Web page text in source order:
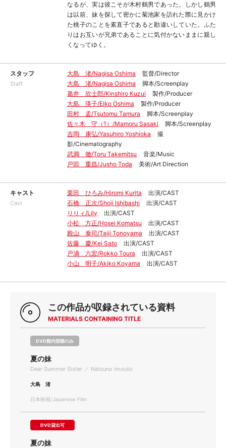
なるが、実は彼こそが木村鶴男であった。しかし鶴男
は以前、妹を探して密かに菊池家を訪れた際に見かけ
た桃子のことを素直子であると勘違いしていた。ふた
りはお互いが兄弟であることに気付かないままに親し
くなってゆく。
スタッフ
Staff
大島 渚/Nagisa Oshima
監督/Director
大島 渚/Nagisa Oshima
脚本/Screenplay
葛井 欣士郎/Kinshiro Kuzui
製作/Producer
大島 瑛子/Eiko Oshima
製作/Producer
田村 孟/Tsutomu Tamura
脚本/Screenplay
佐々木 守（1）/Mamoru Sasaki
脚本/Screenplay
吉岡 康弘/Yasuhiro Yoshioka
撮
影/Cinematography
武満 徹/Toru Takemitsu
音楽/Music
戸田 重昌/Jusho Toda
美術/Art Direction
キャスト
Cast
栗田 ひろみ/Hiromi Kurita
出演/CAST
石橋 正次/Shoji Ishibashi
出演/CAST
りりィ/Lily
出演/CAST
小松 方正/Hosei Komatsu
出演/CAST
殿山 泰司/Taiji Tonoyama
出演/CAST
佐藤 慶/Kei Sato
出演/CAST
戸浦 六宏/Rokko Toura
出演/CAST
小山 明子/Akiko Koyama
出演/CAST
この作品が収録されている資料
MATERIALS CONTAINING TITLE
DVD館内視聴のみ
夏の妹
Dear Summer Sister ／ Natsuno imouto
大島 渚
日本映画/Japanese Film
DVD貸出可
夏の妹